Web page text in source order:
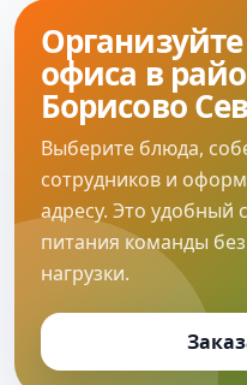
офиса в
Борисово
Выберите блюда,
сотрудников и
адресу. Это удобный
питания команды
нагрузки.